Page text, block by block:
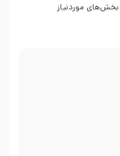
بخش‌های موردنیاز